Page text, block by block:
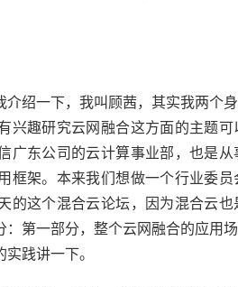
绍一下，我叫顾茜，其实我两个
兴趣研究云网融合这方面的主题
广东公司的云计算事业部，也是
框架。本来我们想做一个行业委
的这个混合云论坛，因为混合云
第一部分，整个云网融合的应用
践讲一下。